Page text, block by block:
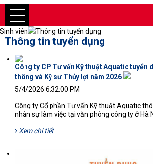
Sinh viên Thông tin tuyển dụng
Thông tin tuyển dụng
Công ty CP Tư vấn Kỹ thuật Aquatic tuyển
thông và Kỹ sư Thủy lợi năm 2026
5/4/2026 6:32:00 PM
Công ty Cổ phần Tư vấn Kỹ thuật Aquatic
nhân sự làm việc tại văn phòng công ty ở Hà
Xem chi tiết